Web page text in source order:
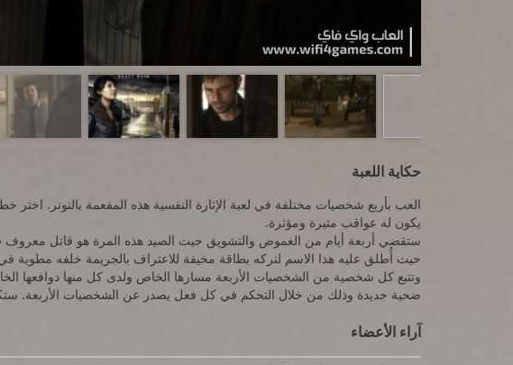
حكاية اللعبة
العب بأربع شخصيات مختلفة في لعبة الإثارة النفسية هذه المفعمة بالتوتر. اختر
يكون له عواقب مثيرة ومؤثرة.
حيث أُطلق عليه هذا الاسم لتركه بطاقة مخيفة للاعتراف بالجريمة خلفه مطوية
وتتبع كل شخصية من الشخصيات الأربعة مسارها الخاص ولدى كل منها دوافعها
ضحية جديدة وذلك من خلال التحكم في كل فعل يصدر عن الشخصيات الأربعة.
آراء الأعضاء